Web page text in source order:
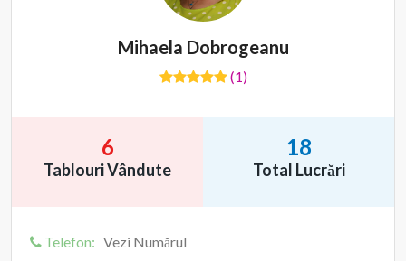
Mihaela Dobrogeanu
(1)
6
Tablouri Vândute
18
Total Lucrări
Telefon: Vezi Numărul